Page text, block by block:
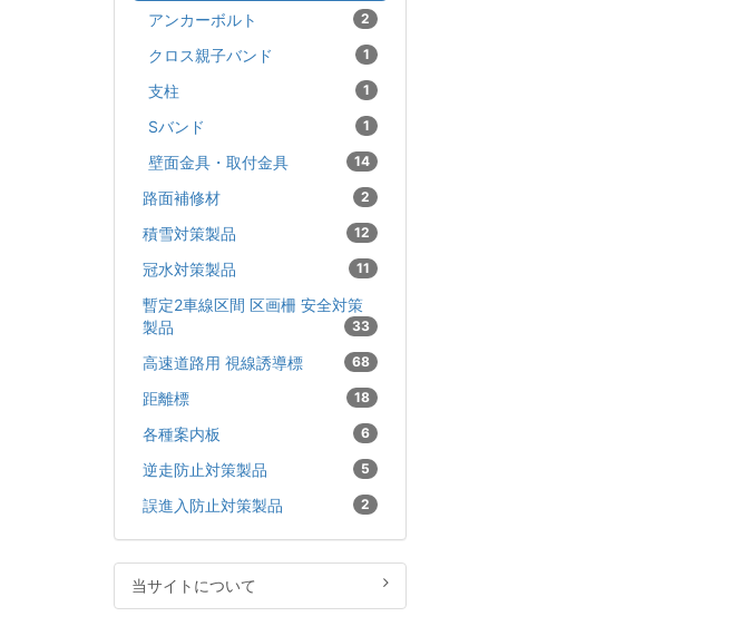
アンカーボルト 2
クロス親子バンド 1
支柱 1
Sバンド 1
壁面金具・取付金具 14
路面補修材 2
積雪対策製品 12
冠水対策製品 11
暫定2車線区間 区画柵 安全対策
製品
33
高速道路用 視線誘導標 68
距離標 18
各種案内板 6
逆走防止対策製品 5
誤進入防止対策製品 2
当サイトについて